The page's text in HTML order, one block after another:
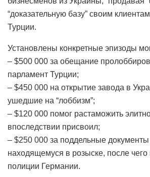
“доказательную базу” своим
Турции.
Установлены конкретные эпизоды
– $500 000 за обещание
парламент Турции;
– $450 000 на открытие завода в
ушедшие на “лоббизм”;
– $120 000 помог растаможить
впоследствии присвоил;
– $250 000 за поддельные
находящемуся в розыске, после чего
полиции Германии.